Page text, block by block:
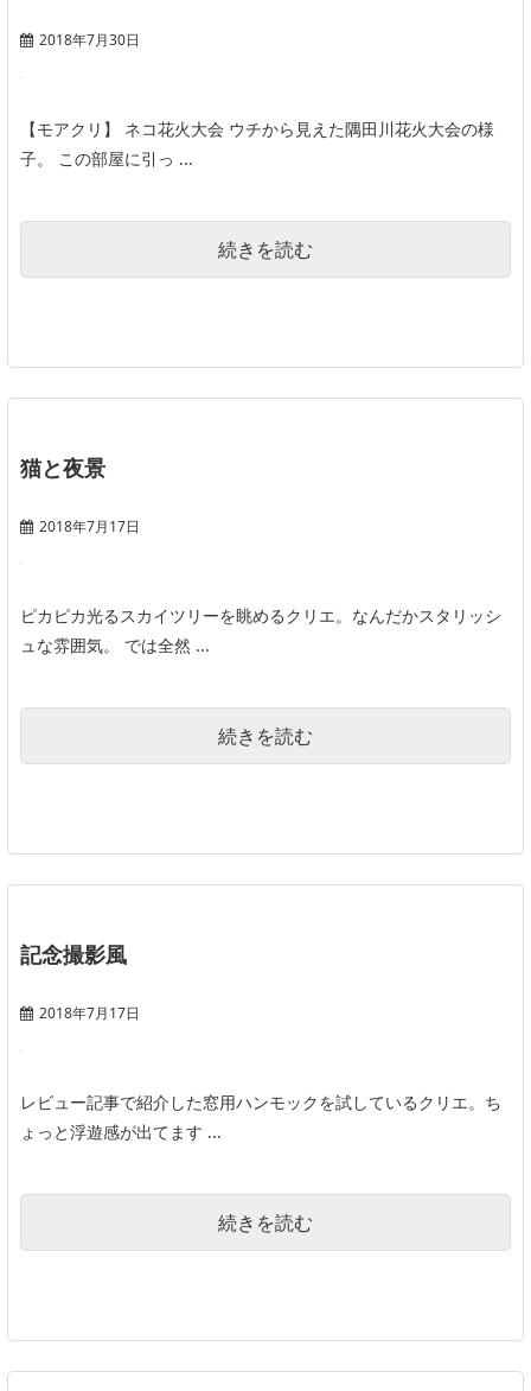
2018年7月30日
【モアクリ】 ネコ花火大会 ウチから見えた隅田川花火大会の様
子。 この部屋に引っ ...
続きを読む
猫と夜景
2018年7月17日
ピカピカ光るスカイツリーを眺めるクリエ。なんだかスタリッシ
ュな雰囲気。 では全然 ...
続きを読む
記念撮影風
2018年7月17日
レビュー記事で紹介した窓用ハンモックを試しているクリエ。ち
ょっと浮遊感が出てます ...
続きを読む